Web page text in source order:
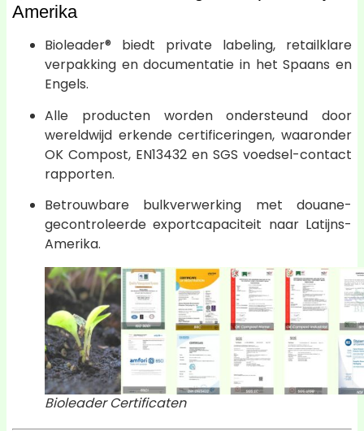
Amerika
Bioleader® biedt private labeling, retailklare
verpakking en documentatie in het Spaans en
Engels.
Alle producten worden ondersteund door
wereldwijd erkende certificeringen, waaronder
OK Compost, EN13432 en SGS voedsel-contact
rapporten.
Betrouwbare bulkverwerking met douane-
gecontroleerde exportcapaciteit naar Latijns-
Amerika.
Bioleader Certificaten